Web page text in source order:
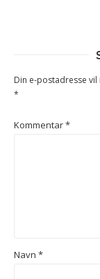
Din e-postadresse
*
Kommentar*
Navn *